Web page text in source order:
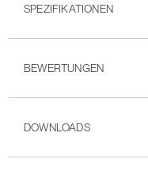
SPEZIFIKATIONEN
BEWERTUNGEN
DOWNLOADS